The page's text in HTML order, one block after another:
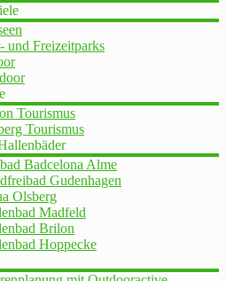
und Freizeitparks
Tourismus
Tourismus
Badcelona Alme
Gudenhagen
Olsberg
Madfeld
Brilon
Hoppecke